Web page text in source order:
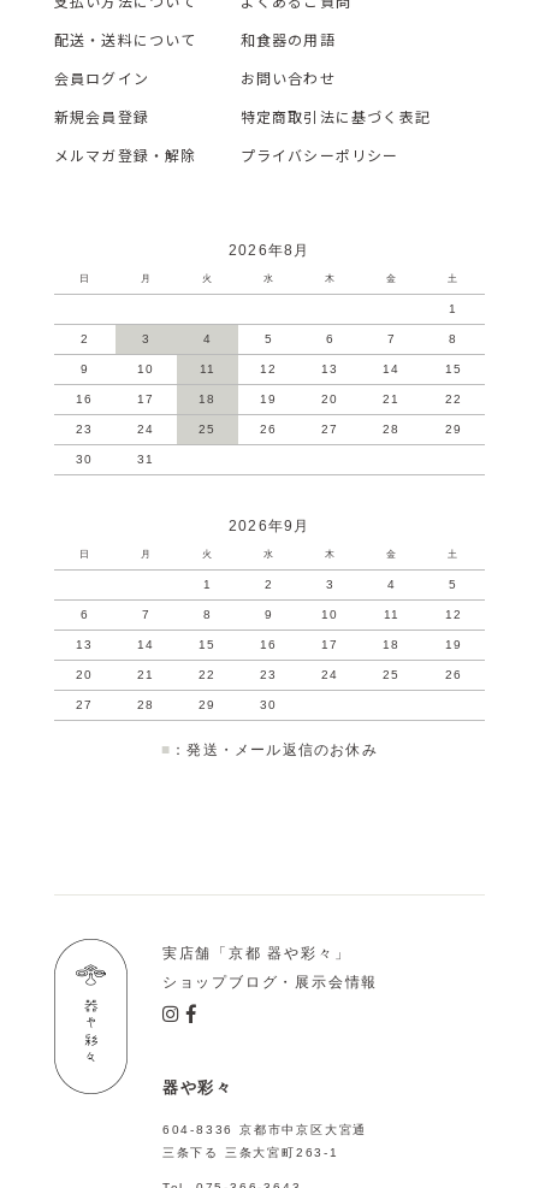
配送・送料について
会員ログイン
新規会員登録
メルマガ登録・解除
和食器の用語
お問い合わせ
特定商取引法に基づく表記
プライバシーポリシー
2026年8月
日 月 火 水 木 金 土
1
2 3 4 5 6 7 8
9 10 11 12 13 14 15
16 17 18 19 20 21 22
23 24 25 26 27 28 29
30 31
2026年9月
日 月 火 水 木 金 土
1 2 3 4 5
6 7 8 9 10 11 12
13 14 15 16 17 18 19
20 21 22 23 24 25 26
27 28 29 30
■ ：発送・メール返信のお休み
実店舗「京都 器や彩々」
ショップブログ・展示会情報
器や彩々
604-8336 京都市中京区大宮通
三条下る 三条大宮町263-1